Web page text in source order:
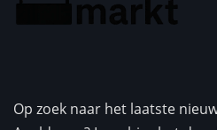
Op zoek naar het laatste